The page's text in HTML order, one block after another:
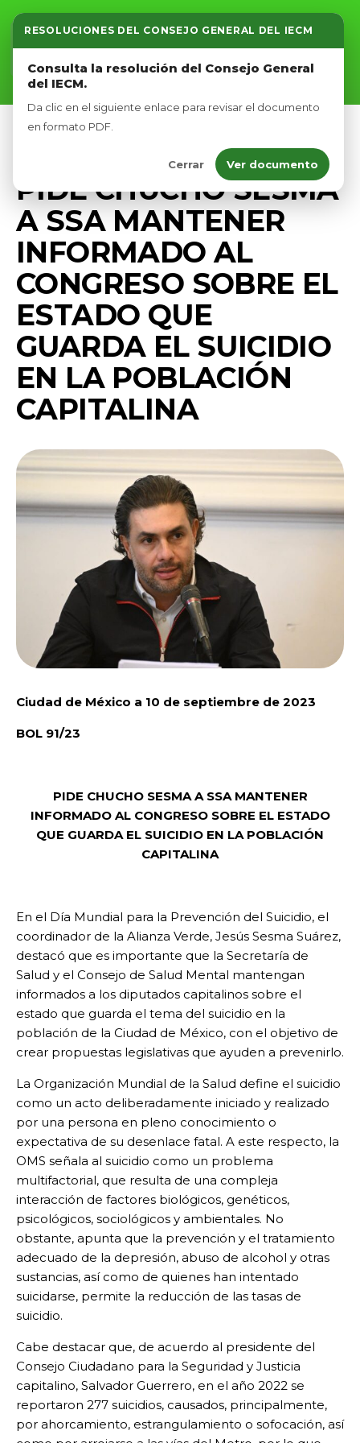
RESOLUCIONES DEL CONSEJO GENERAL DEL IECM
Consulta la resolución del Consejo General
del IECM.
Da clic en el siguiente enlace para revisar el documento
en formato PDF.
Cerrar Ver documento
Inicio
Nosotros
Afíliate
PIDE CHUCHO SESMA
A SSA MANTENER
INFORMADO AL
CONGRESO SOBRE EL
ESTADO QUE
GUARDA EL SUICIDIO
EN LA POBLACIÓN
CAPITALINA
Ciudad de México a 10 de septiembre de 2023
BOL 91/23
PIDE CHUCHO SESMA A SSA MANTENER
INFORMADO AL CONGRESO SOBRE EL ESTADO
QUE GUARDA EL SUICIDIO EN LA POBLACIÓN
CAPITALINA
En el Día Mundial para la Prevención del Suicidio, el
coordinador de la Alianza Verde, Jesús Sesma Suárez,
destacó que es importante que la Secretaría de
Salud y el Consejo de Salud Mental mantengan
informados a los diputados capitalinos sobre el
estado que guarda el tema del suicidio en la
población de la Ciudad de México, con el objetivo de
crear propuestas legislativas que ayuden a prevenirlo.
La Organización Mundial de la Salud define el suicidio
como un acto deliberadamente iniciado y realizado
por una persona en pleno conocimiento o
expectativa de su desenlace fatal. A este respecto, la
OMS señala al suicidio como un problema
multifactorial, que resulta de una compleja
interacción de factores biológicos, genéticos,
psicológicos, sociológicos y ambientales. No
obstante, apunta que la prevención y el tratamiento
adecuado de la depresión, abuso de alcohol y otras
sustancias, así como de quienes han intentado
suicidarse, permite la reducción de las tasas de
suicidio.
Cabe destacar que, de acuerdo al presidente del
Consejo Ciudadano para la Seguridad y Justicia
capitalino, Salvador Guerrero, en el año 2022 se
reportaron 277 suicidios, causados, principalmente,
por ahorcamiento, estrangulamiento o sofocación, así